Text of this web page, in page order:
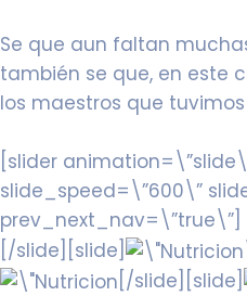
Se que aun faltan
también se que, en este
los maestros que
[slider
slide_speed=\”600\”
[/slide][slide]
[/slide][slide]